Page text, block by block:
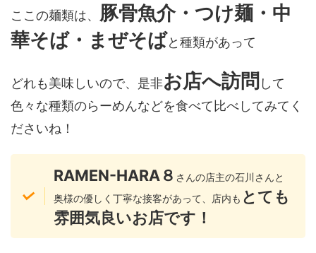
ここの麺類は、 豚骨魚介・つけ麺・中
華そば・まぜそばと種類があって
どれも美味しいので、是非お店へ訪問 して
色々な種類のらーめんなどを食べて比べしてみてく
ださいね！
RAMEN-HARA８ さんの店主の石川さんと
奥様の優しく丁寧な接客があって、店内も とても
雰囲気良いお店です！